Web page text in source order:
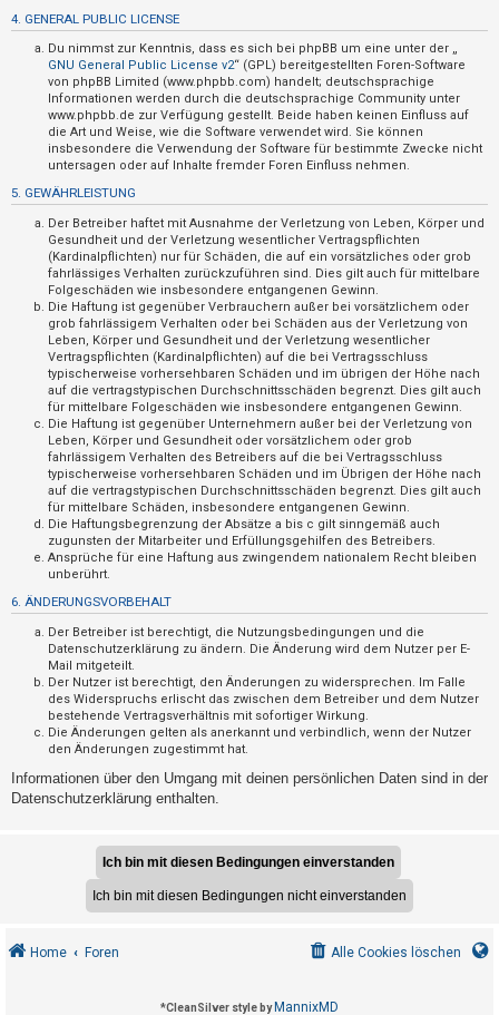
t
e
m
4. GENERAL PUBLIC LICENSE
Du nimmst zur Kenntnis, dass es sich bei phpBB um eine unter der „
GNU General Public License v2“ (GPL) bereitgestellten Foren-Software
von phpBB Limited (www.phpbb.com) handelt; deutschsprachige
Informationen werden durch die deutschsprachige Community unter
www.phpbb.de zur Verfügung gestellt. Beide haben keinen Einfluss auf
die Art und Weise, wie die Software verwendet wird. Sie können
insbesondere die Verwendung der Software für bestimmte Zwecke nicht
untersagen oder auf Inhalte fremder Foren Einfluss nehmen.
5. GEWÄHRLEISTUNG
Der Betreiber haftet mit Ausnahme der Verletzung von Leben, Körper und
Gesundheit und der Verletzung wesentlicher Vertragspflichten
(Kardinalpflichten) nur für Schäden, die auf ein vorsätzliches oder grob
fahrlässiges Verhalten zurückzuführen sind. Dies gilt auch für mittelbare
Folgeschäden wie insbesondere entgangenen Gewinn.
Die Haftung ist gegenüber Verbrauchern außer bei vorsätzlichem oder
grob fahrlässigem Verhalten oder bei Schäden aus der Verletzung von
Leben, Körper und Gesundheit und der Verletzung wesentlicher
Vertragspflichten (Kardinalpflichten) auf die bei Vertragsschluss
typischerweise vorhersehbaren Schäden und im übrigen der Höhe nach
auf die vertragstypischen Durchschnittsschäden begrenzt. Dies gilt auch
für mittelbare Folgeschäden wie insbesondere entgangenen Gewinn.
Die Haftung ist gegenüber Unternehmern außer bei der Verletzung von
Leben, Körper und Gesundheit oder vorsätzlichem oder grob
fahrlässigem Verhalten des Betreibers auf die bei Vertragsschluss
typischerweise vorhersehbaren Schäden und im Übrigen der Höhe nach
auf die vertragstypischen Durchschnittsschäden begrenzt. Dies gilt auch
für mittelbare Schäden, insbesondere entgangenen Gewinn.
Die Haftungsbegrenzung der Absätze a bis c gilt sinngemäß auch
zugunsten der Mitarbeiter und Erfüllungsgehilfen des Betreibers.
Ansprüche für eine Haftung aus zwingendem nationalem Recht bleiben
unberührt.
6. ÄNDERUNGSVORBEHALT
Der Betreiber ist berechtigt, die Nutzungsbedingungen und die
Datenschutzerklärung zu ändern. Die Änderung wird dem Nutzer per E-
Mail mitgeteilt.
Der Nutzer ist berechtigt, den Änderungen zu widersprechen. Im Falle
des Widerspruchs erlischt das zwischen dem Betreiber und dem Nutzer
bestehende Vertragsverhältnis mit sofortiger Wirkung.
Die Änderungen gelten als anerkannt und verbindlich, wenn der Nutzer
den Änderungen zugestimmt hat.
Informationen über den Umgang mit deinen persönlichen Daten sind in der
Datenschutzerklärung enthalten.
Home Foren Alle Cookies löschen
*CleanSilver style byMannixMD